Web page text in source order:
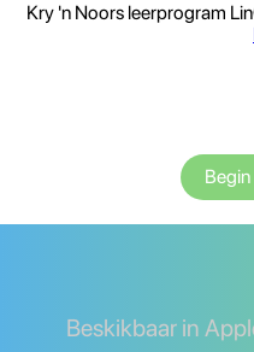
Kry 'n Noors leerprogram
Beskikbaar in